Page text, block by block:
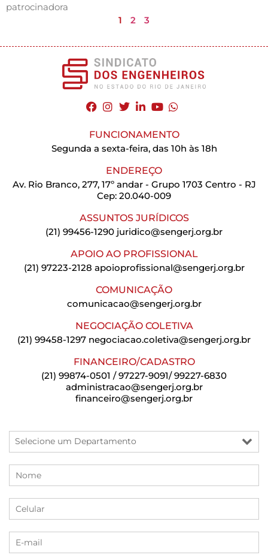
patrocinadora
1
2 3
FUNCIONAMENTO
Segunda a sexta-feira, das 10h às 18h
ENDEREÇO
Av. Rio Branco, 277, 17º andar - Grupo 1703 Centro - RJ
Cep: 20.040-009
ASSUNTOS JURÍDICOS
(21) 99456-1290 juridico@sengerj.org.br
APOIO AO PROFISSIONAL
(21) 97223-2128 apoioprofissional@sengerj.org.br
COMUNICAÇÃO
comunicacao@sengerj.org.br
NEGOCIAÇÃO COLETIVA
(21) 99458-1297 negociacao.coletiva@sengerj.org.br
FINANCEIRO/CADASTRO
(21) 99874-0501 / 97227-9091/ 99227-6830
administracao@sengerj.org.br
financeiro@sengerj.org.br